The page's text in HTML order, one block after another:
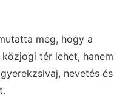
meg, hogy a
tér lehet, hanem
nevetés és